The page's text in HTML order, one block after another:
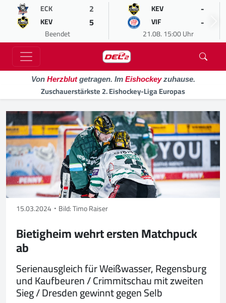
ECK 2
KEV 5
Beendet
KEV -
VIF -
21.08. 15:00 Uhr
Von Herzblutgetragen. Im Eishockeyzuhause.
Zuschauerstärkste 2. Eishockey-Liga Europas
15.03.2024 Bild: Timo Raiser
Bietigheim wehrt ersten Matchpuck
ab
Serienausgleich für Weißwasser, Regensburg
und Kaufbeuren / Crimmitschau mit zweiten
Sieg / Dresden gewinnt gegen Selb